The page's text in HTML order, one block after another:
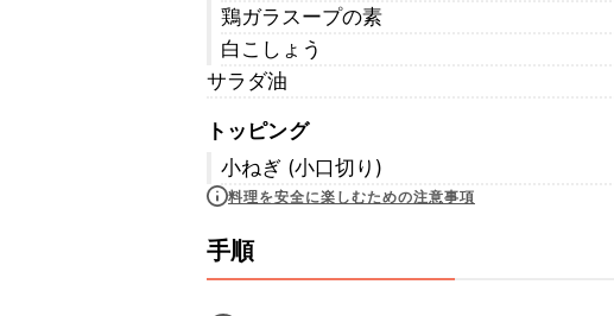
鶏ガラスープの素
白こしょう
サラダ油
トッピング
小ねぎ (小口切り)
料理を安全に楽しむための注意事項
手順